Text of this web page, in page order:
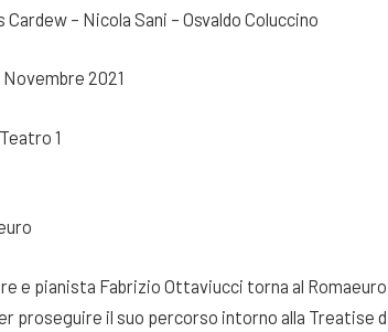
Cardew – Nicola Sani – Osvaldo Coluccino
2021
1
e pianista Fabrizio Ottaviucci torna al
proseguire il suo percorso intorno alla Treatise